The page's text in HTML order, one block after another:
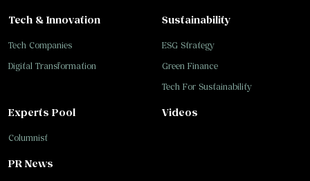
Tech & Innovation
Tech Companies
Digital Transformation
Sustainability
ESG Strategy
Green Finance
Tech For Sustainability
Experts Pool
Columnist
Videos
PR News